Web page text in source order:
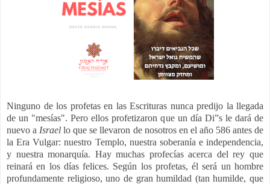
Ninguno de los profetas en las Escrituras nunca predijo la llegada
de un "mesías". Pero ellos profetizaron que un día Di”s le dará de
nuevo a Israel lo que se llevaron de nosotros en el año 586 antes de
la Era Vulgar: nuestro Templo, nuestra soberanía e independencia,
y nuestra monarquía. Hay muchas profecías acerca del rey que
reinará en los días felices. Según los profetas, él será un hombre
profundamente religioso, uno de gran humildad (tan humilde, que